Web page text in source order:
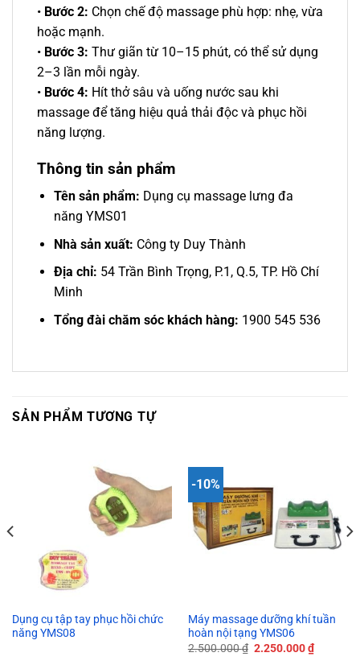
• Bước 2: Chọn chế độ massage phù hợp: nhẹ, vừa
hoặc mạnh.
• Bước 3: Thư giãn từ 10–15 phút, có thể sử dụng
2–3 lần mỗi ngày.
• Bước 4: Hít thở sâu và uống nước sau khi
massage để tăng hiệu quả thải độc và phục hồi
năng lượng.
Thông tin sản phẩm
Tên sản phẩm: Dụng cụ massage lưng đa
năng YMS01
Nhà sản xuất: Công ty Duy Thành
Địa chỉ: 54 Trần Bình Trọng, P.1, Q.5, TP. Hồ Chí
Minh
Tổng đài chăm sóc khách hàng: 1900 545 536
SẢN PHẨM TƯƠNG TỰ
Dụng cụ tập tay phục hồi chức
năng YMS08
-10%
Máy massage dưỡng khí tuần
hoàn nội tạng YMS06
2.500.000₫ Giá
2.250.000₫Giá
hiện